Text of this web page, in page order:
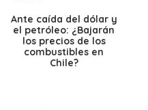
Ante caída del dólar y
el petróleo: ¿Bajarán
los precios de los
combustibles en
Chile?